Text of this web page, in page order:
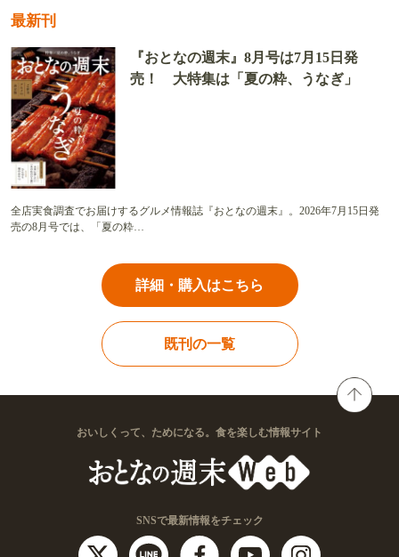
最新刊
『おとなの週末』8月号は7月15日発
売！ 大特集は「夏の粋、うなぎ」
全店実食調査でお届けするグルメ情報誌『おとなの週末』。2026年7月15日発
売の8月号では、「夏の粋…
詳細・購入はこちら
既刊の一覧
おいしくって、ためになる。食を楽しむ情報サイト
SNSで最新情報をチェック